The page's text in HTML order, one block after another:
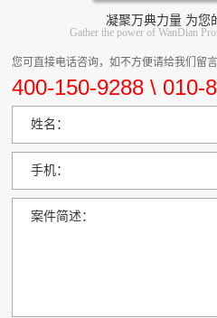
凝聚万典力量 为您
Gather the power of WanDian
您可直接电话咨询，如不方便请给我们留
400-150-9288 \ 010-
姓名：
手机：
案件简述：